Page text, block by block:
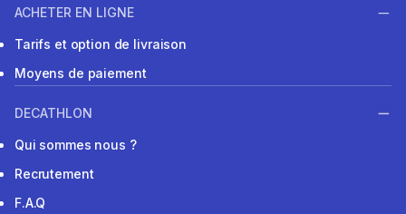
ACHETER EN LIGNE
Tarifs et option de livraison
Moyens de paiement
DECATHLON
Qui sommes nous ?
Recrutement
F.A.Q